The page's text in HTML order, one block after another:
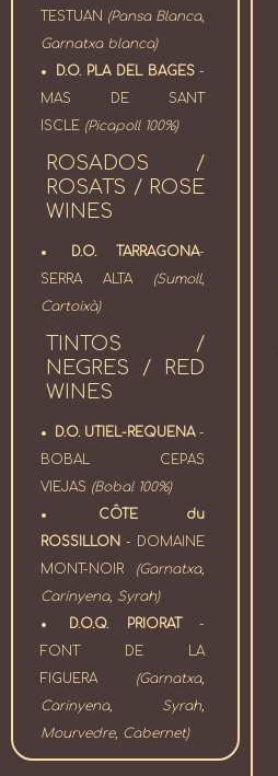
TESTUAN (Pansa Blanca,
Garnatxa blanca)
D.O. PLA DEL BAGES-
MAS DE SANT
ISCLE (Picapoll 100%)
ROSADOS /
ROSATS / ROSE
WINES
D.O. TARRAGONA-
SERRA ALTA (Sumoll,
Cartoixà)
TINTOS /
NEGRES / RED
WINES
D.O. UTIEL-REQUENA-
BOBAL CEPAS
VIEJAS (Bobal 100%)
CÔTE du
ROSSILLON - DOMAINE
MONT-NOIR (Garnatxa,
Carinyena, Syrah)
D.O.Q. PRIORAT-
FONT DE LA
FIGUERA (Garnatxa,
Carinyena, Syrah,
Mourvedre, Cabernet)